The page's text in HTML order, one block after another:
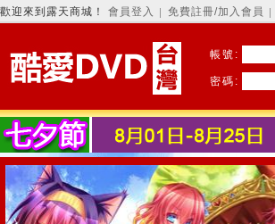
歡迎來到露天商城！ 會員登入 免費註冊/加入會員
帳號:
密碼: